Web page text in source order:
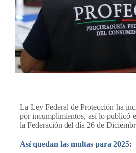
La Ley Federal de Protección ha
por incumplimientos, así lo publicó
la Federación del día 26 de
Así quedan las multas para 2025: